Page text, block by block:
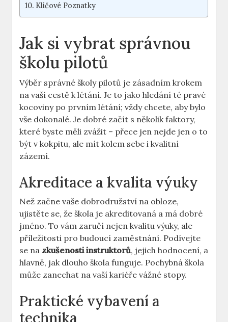
Klíčové Poznatky
Jak ⁤si vybrat⁣ správnou
školu ‍pilotů
Výběr správné‌ školy pilotů je‌ zásadním krokem
na vaší cestě k létání. Je to jako hledání té pravé
kocoviny po prvním létání; vždy⁤ chcete, aby‍ bylo
⁤vše dokonalé.‍ Je dobré⁤ začít s několik faktory,
které⁤ byste měli zvážit –⁤ přece jen nejde ⁢jen o⁤ to
být v kokpitu,⁤ ale⁢ mít kolem sebe i kvalitní‍
zázemí.
Akreditace a kvalita výuky
Než začne⁢ vaše dobrodružství na obloze,
ujistěte se, že ‌škola je akreditovaná a má dobré
jméno. To vám zaručí‍ nejen kvalitu výuky, ale⁢
příležitosti ​pro budoucí zaměstnání. Podívejte
se na zkušenosti ⁢instruktorů, jejich hodnocení, a
hlavně, ⁤jak dlouho škola funguje.⁢ Pochybná škola
může zanechat na vaší‌ kariéře vážné stopy.
Praktické vybavení a
technika